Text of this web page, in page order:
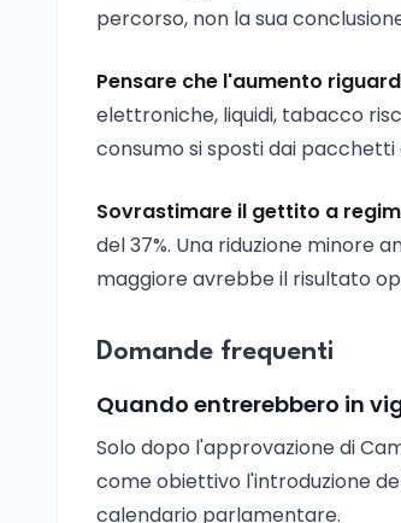
percorso, non la sua
Pensare che l'aumento
elettroniche, liquidi, tabacco
consumo si sposti dai
Sovrastimare il gettito a
del 37%. Una riduzione minore
maggiore avrebbe il risultato
Domande frequenti
Quando entrerebbero in
Solo dopo l'approvazione di
come obiettivo l'introduzione
calendario parlamentare.